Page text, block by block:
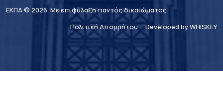
ΕΚΠΑ © 2026. Με επιφύλαξη παντός δικαιώματος
Πολιτική Απορρήτου
Developed by WHISKEY